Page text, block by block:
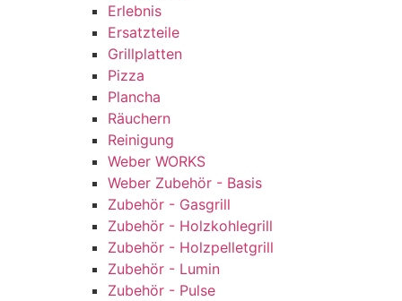
Erlebnis
Ersatzteile
Grillplatten
Pizza
Plancha
Räuchern
Reinigung
Weber WORKS
Weber Zubehör - Basis
Zubehör - Gasgrill
Zubehör - Holzkohlegrill
Zubehör - Holzpelletgrill
Zubehör - Lumin
Zubehör - Pulse